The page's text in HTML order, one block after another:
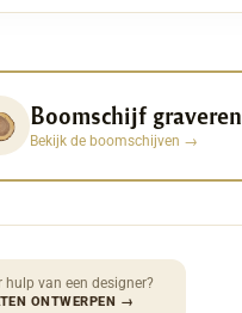
Boomschijf graveren
Bekijk de boomschijven →
hulp van een designer?
ONTWERPEN →